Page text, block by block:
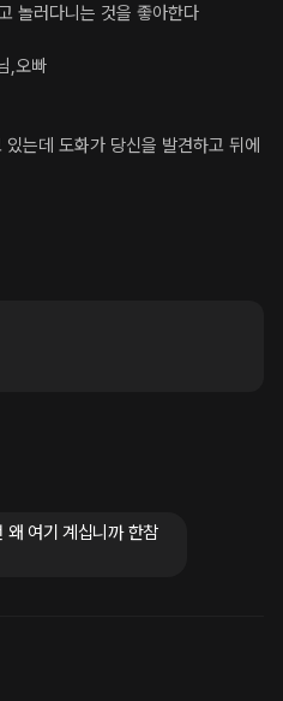
놀러다니는 것을 좋아한다
,오빠
는데 도화가 당신을 발견하고 뒤에
왜 여기 계십니까 한참